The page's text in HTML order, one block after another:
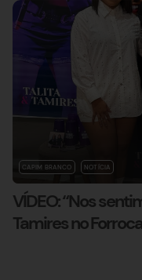
CAPIM BRANCO NOTÍCIA
VÍDEO: “Nos
Tamires no